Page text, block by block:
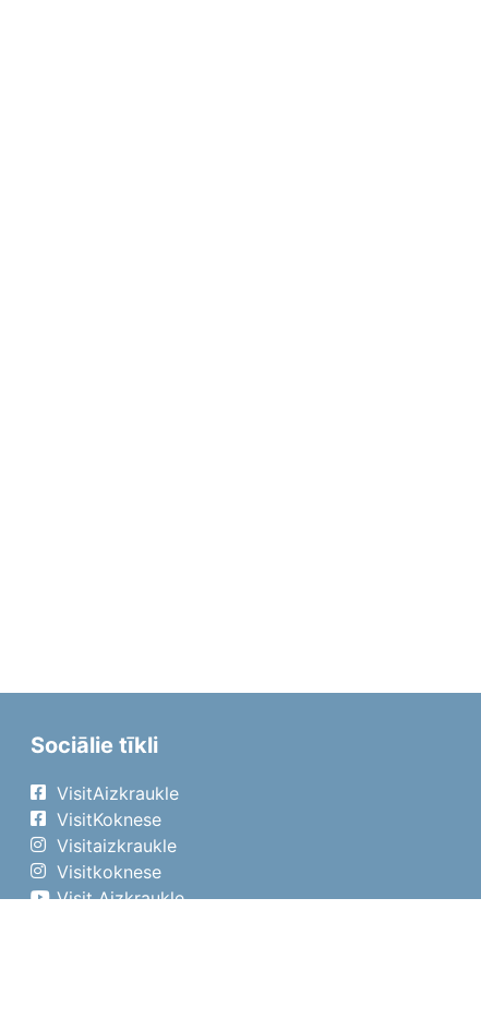
Sociālie tīkli
VisitAizkraukle
VisitKoknese
Visitaizkraukle
Visitkoknese
Visit Aizkraukle